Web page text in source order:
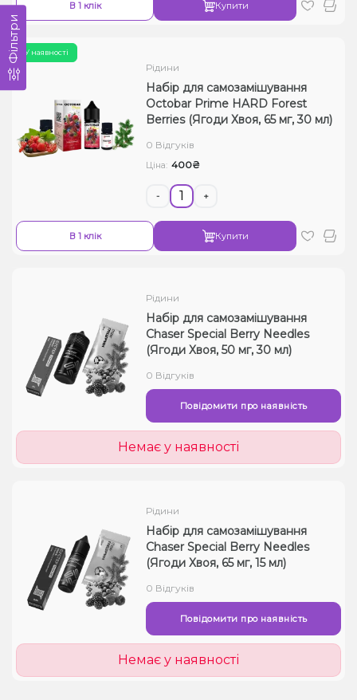
В 1 клік Купити
У наявності
Рідини
Набір для самозамішування
Octobar Prime HARD Forest
Berries (Ягоди Хвоя, 65 мг, 30 мл)
0 Відгуків
Ціна: 400₴
- +
В 1 клік Купити
Рідини
Набір для самозамішування
Chaser Special Berry Needles
(Ягоди Хвоя, 50 мг, 30 мл)
0 Відгуків
Повідомити про наявність
Немає у наявності
Рідини
Набір для самозамішування
Chaser Special Berry Needles
(Ягоди Хвоя, 65 мг, 15 мл)
0 Відгуків
Повідомити про наявність
Немає у наявності
Фільтри